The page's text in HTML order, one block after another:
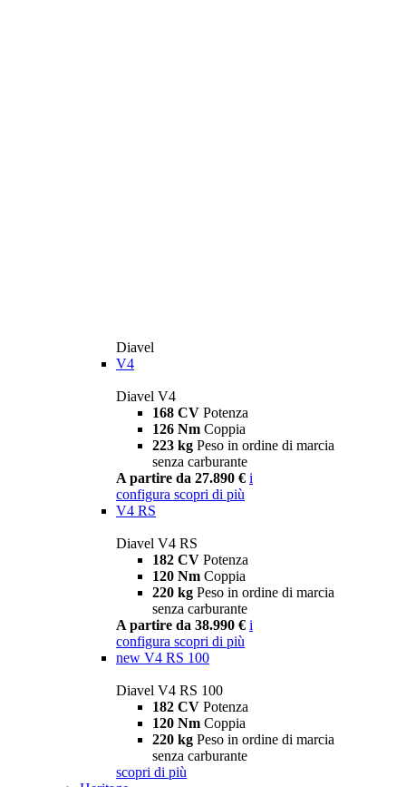
Diavel
V4
Diavel V4
168 CV Potenza
126 Nm Coppia
223 kg Peso in ordine di marcia
senza carburante
A partire da 27.890 € i
configura scopri di più
V4 RS
Diavel V4 RS
182 CV Potenza
120 Nm Coppia
220 kg Peso in ordine di marcia
senza carburante
A partire da 38.990 € i
configura scopri di più
new V4 RS 100
Diavel V4 RS 100
182 CV Potenza
120 Nm Coppia
220 kg Peso in ordine di marcia
senza carburante
scopri di più